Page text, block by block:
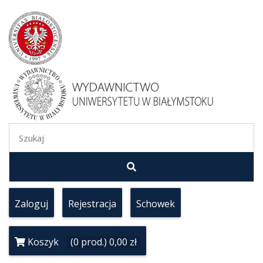
Zaloguj Rejestracja Schowek
Koszyk (0 prod.) 0,00 zł